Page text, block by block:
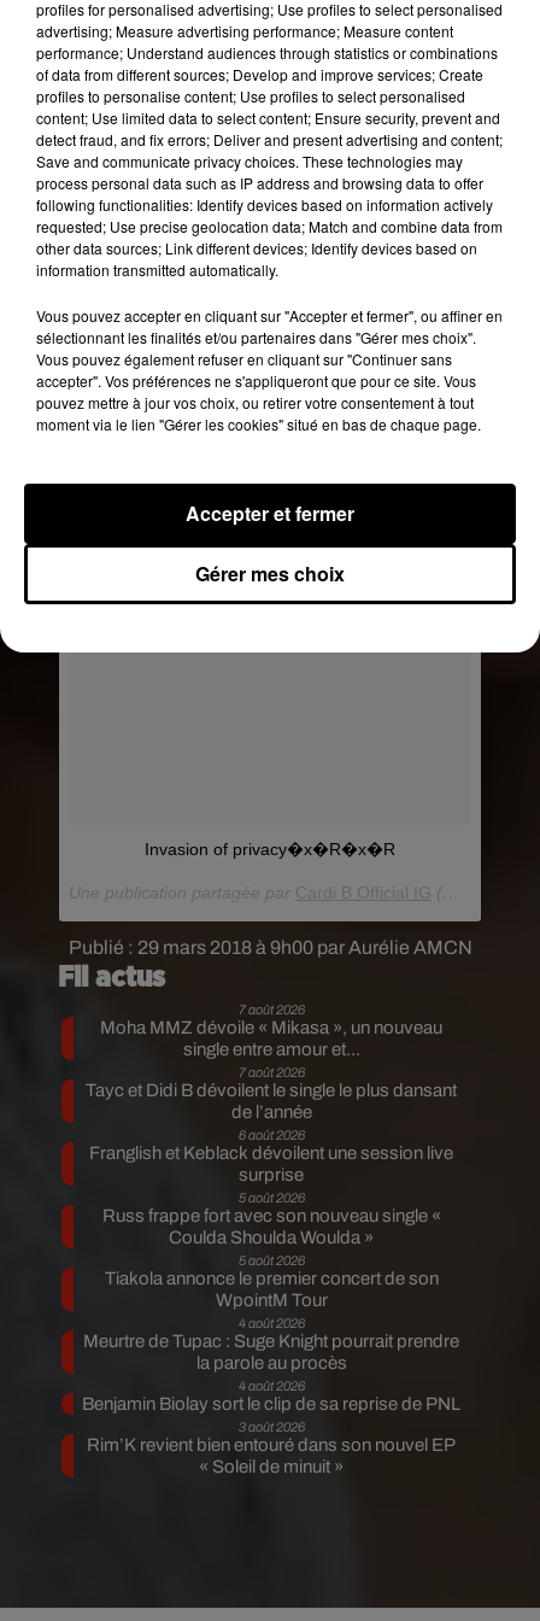
Publié : 29 mars 2018 à 9h00 par Aurélie AMCN
SON PREMIER ALBUM SORT LE 6 AVRIL
Cardi
B a déjà sorti
trois
mixtapes : Gansta Bitch MusicVol.
1,Underestimated et Gangsta Bitch MusicVol. 2
dans lequels figurent certains de ses tubes. Mais
la rappeuse a surtout enchaîné de nombreuses
collaborations prestigieuses comme sur le
titre
Motersport aux côtés de Nicki Minaj
et
les Migos, ou plus récemment sur le remix du titre
de Bruno Mars
Il était donc temps pour
elle de sortir son premier album…
Invasion of privacy�x�R�x�R
Une publication partagée par Cardi B Official IG (@iamcardib) le
Fil actus
7 août 2026
Moha MMZ dévoile « Mikasa », un nouveau
single entre amour et...
7 août 2026
Tayc et Didi B dévoilent le single le plus dansant
de l’année
6 août 2026
Franglish et Keblack dévoilent une session live
surprise
5 août 2026
Russ frappe fort avec son nouveau single «
Coulda Shoulda Woulda »
5 août 2026
Tiakola annonce le premier concert de son
WpointM Tour
4 août 2026
Meurtre de Tupac : Suge Knight pourrait prendre
la parole au procès
4 août 2026
Benjamin Biolay sort le clip de sa reprise de PNL
3 août 2026
Rim’K revient bien entouré dans son nouvel EP
« Soleil de minuit »
profiles for personalised advertising; Use profiles to select personalised
advertising; Measure advertising performance; Measure content
performance; Understand audiences through statistics or combinations
of data from different sources; Develop and improve services; Create
profiles to personalise content; Use profiles to select personalised
content; Use limited data to select content; Ensure security, prevent and
detect fraud, and fix errors; Deliver and present advertising and content;
Save and communicate privacy choices. These technologies may
process personal data such as IP address and browsing data to offer
following functionalities: Identify devices based on information actively
requested; Use precise geolocation data; Match and combine data from
other data sources; Link different devices; Identify devices based on
information transmitted automatically.
Vous pouvez accepter en cliquant sur "Accepter et fermer", ou affiner en
sélectionnant les finalités et/ou partenaires dans "Gérer mes choix".
Vous pouvez également refuser en cliquant sur "Continuer sans
accepter". Vos préférences ne s'appliqueront que pour ce site. Vous
pouvez mettre à jour vos choix, ou retirer votre consentement à tout
moment via le lien "Gérer les cookies" situé en bas de chaque page.
Gérer mes choix
Accepter et fermer